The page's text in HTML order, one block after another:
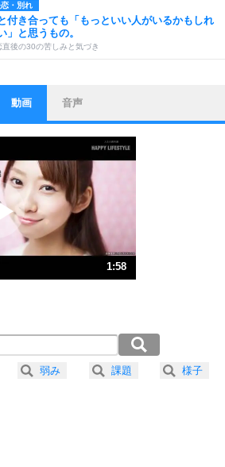
・別れ
付き合っても「もっといい人がいるかもしれ
」と思うもの。
直後の30の苦しみと気づき
トレス対策
と比べない。
そのこと、他人を見ない。
いらしない人になる30の方法
ラス思考
ティブになれない原因は、行動しないから。
ティブ思考になる30の方法
トレス対策
、なんとかなるもの。
に生きる30の方法
大きい人は、怒りを優しさで表現する。
ラス思考
動画 音声
1:58
59秒）
47秒）
39秒）
弱み 課題 様子